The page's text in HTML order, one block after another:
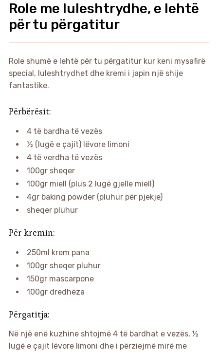
Role me luleshtrydhe, e lehtë
për tu përgatitur
Role shumë e lehtë për tu përgatitur kur keni mysafirë
special, luleshtrydhet dhe kremi i japin një shije
fantastike.
Përbërësit:
4 të bardha të vezës
½ (lugë e çajit) lëvore limoni
4 të verdha të vezës
100gr sheqer
100gr miell (plus 2 lugë gjelle miell)
4gr baking powder (pluhur për pjekje)
sheqer pluhur
Për kremin:
250ml krem pana
100gr sheqer pluhur
150gr mascarpone
100gr dredhëza
Përgatitja:
Në një enë kuzhine shtojmë 4 të bardhat e vezës, ½
lugë e çajit lëvore limoni dhe i përziejmë mirë me